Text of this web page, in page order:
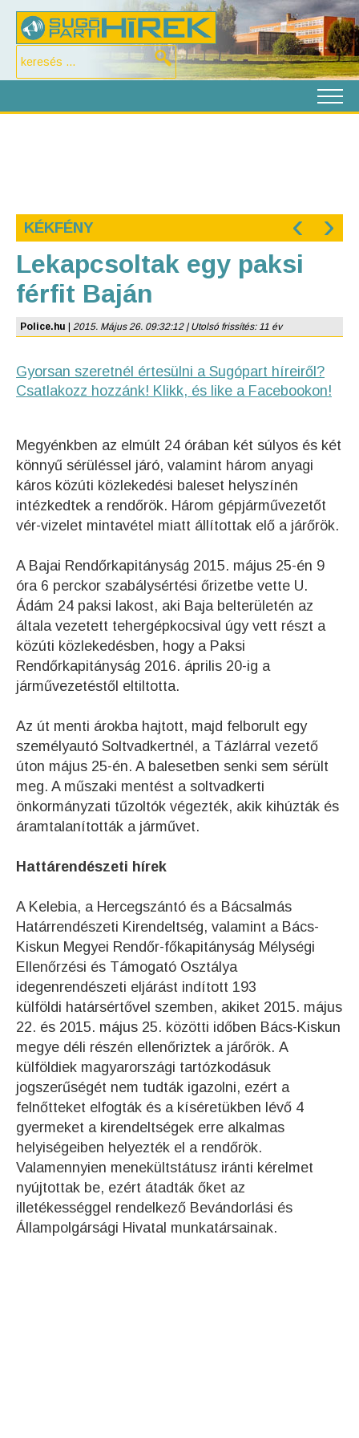
KÉKFÉNY ‹ ›
Lekapcsoltak egy paksi
férfit Baján
Police.hu 2015. Május 26. 09:32:12 | Utolsó frissítés: 11 év
Gyorsan szeretnél értesülni a Sugópart híreiről?
Csatlakozz hozzánk! Klikk, és like a Facebookon!
Megyénkben az elmúlt 24 órában két súlyos és két
könnyű sérüléssel járó, valamint három anyagi
káros közúti közlekedési baleset helyszínén
intézkedtek a rendőrök. Három gépjárművezetőt
vér-vizelet mintavétel miatt állítottak elő a járőrök.
A Bajai Rendőrkapitányság 2015. május 25-én 9
óra 6 perckor szabálysértési őrizetbe vette U.
Ádám 24 paksi lakost, aki Baja belterületén az
általa vezetett tehergépkocsival úgy vett részt a
közúti közlekedésben, hogy a Paksi
Rendőrkapitányság 2016. április 20-ig a
járművezetéstől eltiltotta.
Az út menti árokba hajtott, majd felborult egy
személyautó Soltvadkertnél, a Tázlárral vezető
úton május 25-én. A balesetben senki sem sérült
meg. A műszaki mentést a soltvadkerti
önkormányzati tűzoltók végezték, akik kihúzták és
áramtalanították a járművet.
Hattárendészeti hírek
A Kelebia, a Hercegszántó és a Bácsalmás
Határrendészeti Kirendeltség, valamint a Bács-
Kiskun Megyei Rendőr-főkapitányság Mélységi
Ellenőrzési és Támogató Osztálya
idegenrendészeti eljárást indított 193
külföldi határsértővel szemben, akiket 2015. május
22. és 2015. május 25. közötti időben Bács-Kiskun
megye déli részén ellenőriztek a járőrök. A
külföldiek magyarországi tartózkodásuk
jogszerűségét nem tudták igazolni, ezért a
felnőtteket elfogták és a kíséretükben lévő 4
gyermeket a kirendeltségek erre alkalmas
helyiségeiben helyezték el a rendőrök.
Valamennyien menekültstátusz iránti kérelmet
nyújtottak be, ezért átadták őket az
illetékességgel rendelkező Bevándorlási és
Állampolgársági Hivatal munkatársainak.